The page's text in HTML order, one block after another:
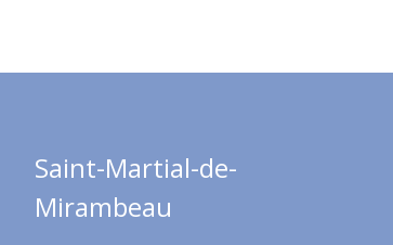
Saint-Martial-de-
Mirambeau